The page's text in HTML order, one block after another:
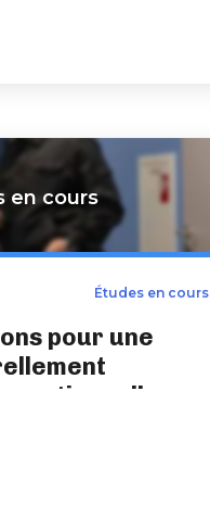
en cours
Études en cours
pour une